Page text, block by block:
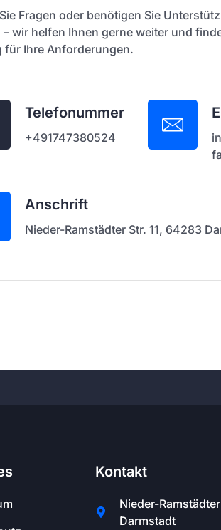
Fragen oder benötigen Sie
– wir helfen Ihnen gerne weiter und
für Ihre Anforderungen.
Telefonummer
+491747380524
Anschrift
Nieder-Ramstädter Str. 11, 64283
Kontakt
Nieder-
Darmstadt